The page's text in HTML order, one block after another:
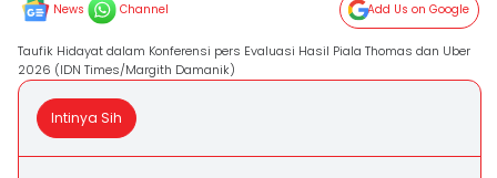
News Channel Add Us on Google
Taufik Hidayat dalam Konferensi pers Evaluasi Hasil Piala Thomas dan Uber
2026 (IDN Times/Margith Damanik)
Intinya Sih